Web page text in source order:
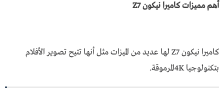
أهم مميزات كاميرا نيكون Z7
كاميرا نيكون Z7 لها عديد من الميزات مثل أنها تتيح تصوير الأفلام
بتكنولوجيا 4Kالمرموقة.